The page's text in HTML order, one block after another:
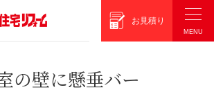
お見積り
の壁に懸垂バー